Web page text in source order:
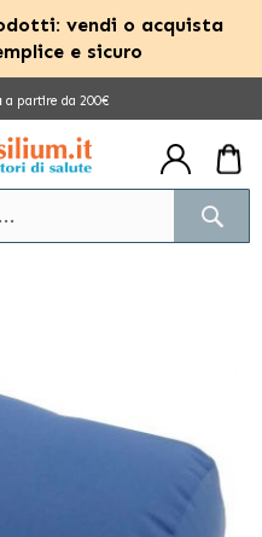
vendi o acquista
e sicuro
a partire da 200€